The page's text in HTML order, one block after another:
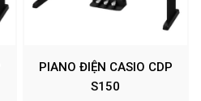
PIANO ĐIỆN CASIO CDP
S150